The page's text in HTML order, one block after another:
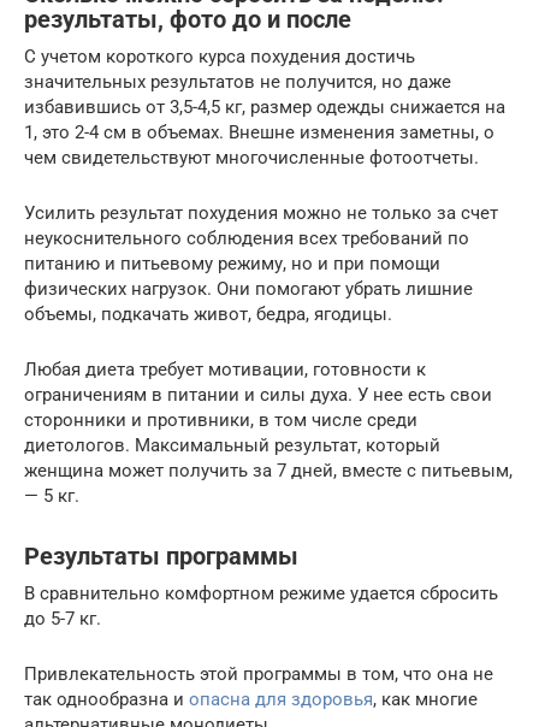
результаты, фото до и после
С учетом короткого курса похудения достичь
значительных результатов не получится, но даже
избавившись от 3,5-4,5 кг, размер одежды снижается на
1, это 2-4 см в объемах. Внешне изменения заметны, о
чем свидетельствуют многочисленные фотоотчеты.
Усилить результат похудения можно не только за счет
неукоснительного соблюдения всех требований по
питанию и питьевому режиму, но и при помощи
физических нагрузок. Они помогают убрать лишние
объемы, подкачать живот, бедра, ягодицы.
Любая диета требует мотивации, готовности к
ограничениям в питании и силы духа. У нее есть свои
сторонники и противники, в том числе среди
диетологов. Максимальный результат, который
женщина может получить за 7 дней, вместе с питьевым,
— 5 кг.
Результаты программы
В сравнительно комфортном режиме удается сбросить
до 5-7 кг.
Привлекательность этой программы в том, что она не
так однообразна и опасна для здоровья, как многие